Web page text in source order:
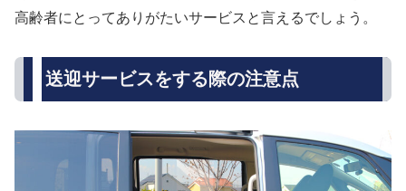
高齢者にとってありがたいサービスと言えるでしょう。
送迎サービスをする際の注意点